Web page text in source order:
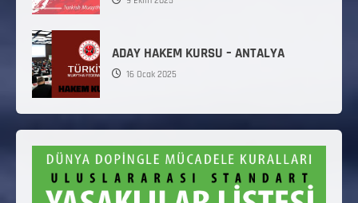
ADAY HAKEM KURSU – ANTALYA
16 Ocak 2025